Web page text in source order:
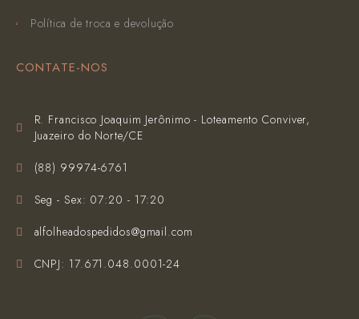
Política de troca e devolução
CONTATE-NOS
R. Francisco Joaquim Jerônimo - Loteamento Conviver,
Juazeiro do Norte/CE
(‪88) 99974-6761‬
Seg - Sex: 07:20 - 17:20
alfolheadospedidos@gmail.com
CNPJ: 17.671.048.0001-24